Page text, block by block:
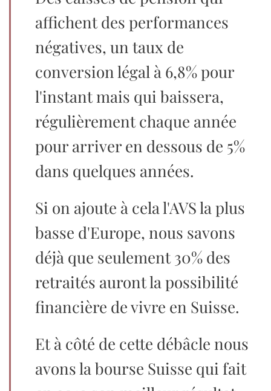
affichent des performances
négatives, un taux de
conversion légal à 6,8% pour
l'instant mais qui baissera,
régulièrement chaque année
pour arriver en dessous de 5%
dans quelques années.
Si on ajoute à cela l'AVS la plus
basse d'Europe, nous savons
déjà que seulement 30% des
retraités auront la possibilité
financière de vivre en Suisse.
Et à côté de cette débâcle nous
avons la bourse Suisse qui fait